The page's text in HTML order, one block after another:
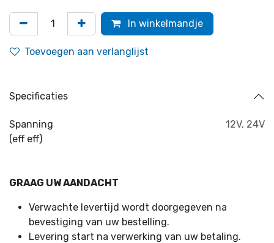
In winkelmandje
Toevoegen aan verlanglijst
Specificaties
Spanning
(eff eff)
12V, 24V
GRAAG UW AANDACHT
Verwachte levertijd wordt doorgegeven na
bevestiging van uw bestelling.
Levering start na verwerking van uw betaling.